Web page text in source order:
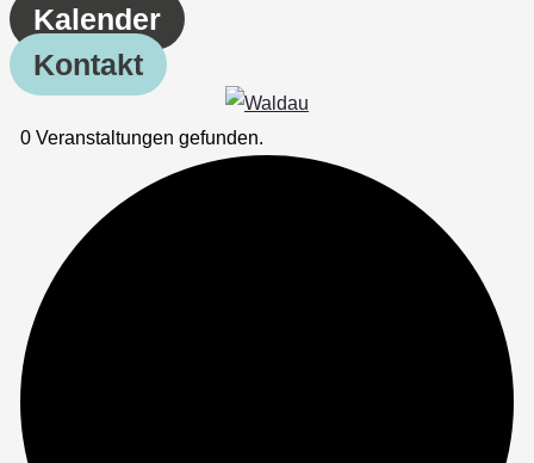
Kalender
Kontakt
0 Veranstaltungen gefunden.